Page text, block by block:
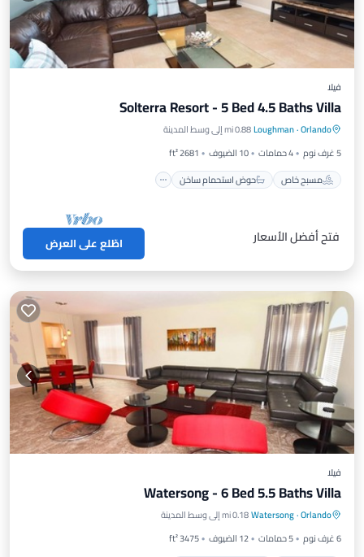
فيلا
Solterra Resort - 5 Bed 4.5 Baths Villa
Orlando
·
Loughman0.88 mi إلى وسط المدينة
5 غرف نوم
4 حمامات 10 الضيوف
2681 ft²
مسبح خاص
حوض استحمام ساخن
مسبح خاص
حوض استحمام ساخن
موقف سيارات
مسبح
فتح أفضل الأسعار اطّلع على العرض
فيلا
Watersong - 6 Bed 5.5 Baths Villa
Orlando
·
Watersong0.18 mi إلى وسط المدينة
6 غرف نوم
5 حمامات 12 الضيوف
3475 ft²
مسبح خاص
حوض استحمام ساخن
موقف سيارات
مسبح